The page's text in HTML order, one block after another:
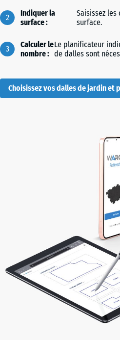
Indiquer la
surface :
Saisissez
surface.
Calculer le
nombre :
Le planificateur
de dalles sont
Choisissez vos dalles de jardin et